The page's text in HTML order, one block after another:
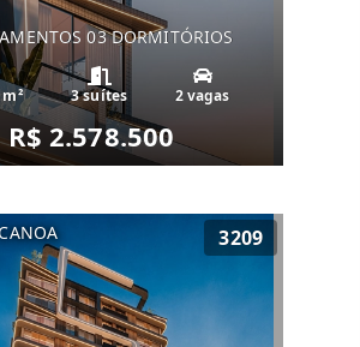
03 DORMITÓRIOS
3 suítes 2 vagas
R$ 2.578.500
3209